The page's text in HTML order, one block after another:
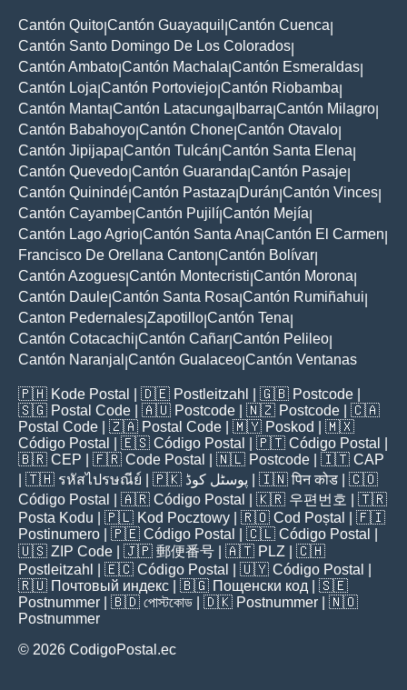
Cantón Quito Cantón Guayaquil Cantón Cuenca
Cantón Santo Domingo De Los Colorados
Cantón Ambato Cantón Machala Cantón Esmeraldas
Cantón Loja Cantón Portoviejo Cantón Riobamba
Cantón Manta Cantón Latacunga Ibarra Cantón Milagro
Cantón Babahoyo Cantón Chone Cantón Otavalo
Cantón Jipijapa Cantón Tulcán Cantón Santa Elena
Cantón Quevedo Cantón Guaranda Cantón Pasaje
Cantón Quinindé Cantón Pastaza Durán Cantón Vinces
Cantón Cayambe Cantón Pujilí Cantón Mejía
Cantón Lago Agrio Cantón Santa Ana Cantón El Carmen
Francisco De Orellana Canton Cantón Bolívar
Cantón Azogues Cantón Montecristi Cantón Morona
Cantón Daule Cantón Santa Rosa Cantón Rumiñahui
Canton Pedernales Zapotillo Cantón Tena
Cantón Cotacachi Cantón Cañar Cantón Pelileo
Cantón Naranjal Cantón Gualaceo Cantón Ventanas
🇵🇭 Kode Postal | 🇩🇪 Postleitzahl | 🇬🇧 Postcode
🇸🇬 Postal Code | 🇦🇺 Postcode | 🇳🇿 Postcode | 🇨🇦
Postal Code | 🇿🇦 Postal Code | 🇲🇾 Poskod
| 🇲🇽
Código Postal
| 🇪🇸 Código Postal | 🇵🇹 Código Postal
🇧🇷 CEP | 🇫🇷 Code Postal | 🇳🇱 Postcode | 🇮🇹 CAP
| 🇹🇭 รหัสไปรษณีย์ | 🇵🇰 پوسٹل کوڈ | 🇮🇳पिन कोड | 🇨🇴
Código Postal
| 🇦🇷 Código Postal | 🇰🇷 우편번호
| 🇹🇷
Posta Kodu | 🇵🇱 Kod Pocztowy | 🇷🇴 Cod Poștal
| 🇫🇮
Postinumero | 🇵🇪 Código Postal | 🇨🇱 Código Postal
🇺🇸 ZIP Code | 🇯🇵 郵便番号 | 🇦🇹 PLZ | 🇨🇭
Postleitzahl
| 🇪🇨 Código Postal | 🇺🇾 Código Postal
🇷🇺 Почтовый индекс | 🇧🇬 Пощенски код | 🇸🇪
Postnummer | 🇧🇩 পোস্টকোড | 🇩🇰 Postnummer | 🇳🇴
Postnummer
© 2026 CodigoPostal.ec